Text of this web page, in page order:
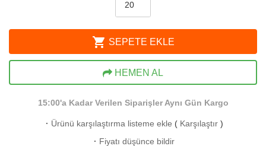
shopping_cart SEPETE EKLE
HEMEN AL
15:00'a Kadar Verilen Siparişler Aynı Gün Kargo
· Ürünü karşılaştırma listeme ekle ( Karşılaştır)
· Fiyatı düşünce bildir